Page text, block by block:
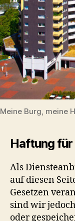
Meine Burg, meine
Haftung für
Als
auf diesen
Gesetzen
sind wir
oder